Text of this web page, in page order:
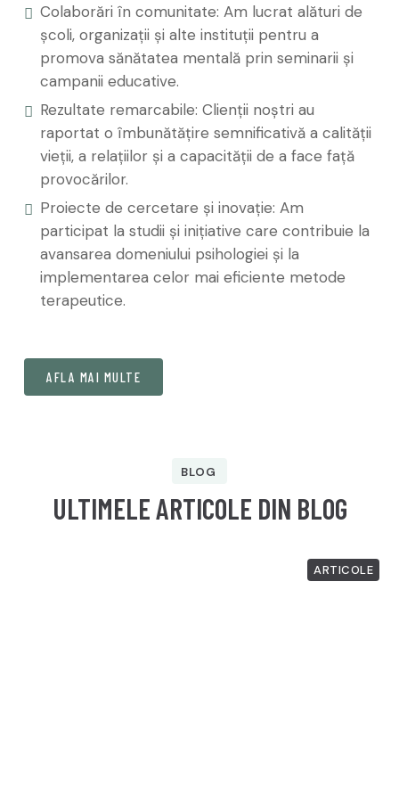
Colaborări în comunitate: Am lucrat alături de
școli, organizații și alte instituții pentru a
promova sănătatea mentală prin seminarii și
campanii educative.
Rezultate remarcabile: Clienții noștri au
raportat o îmbunătățire semnificativă a calității
vieții, a relațiilor și a capacității de a face față
provocărilor.
Proiecte de cercetare și inovație: Am
participat la studii și inițiative care contribuie la
avansarea domeniului psihologiei și la
implementarea celor mai eficiente metode
terapeutice.
AFLA MAI MULTE
BLOG
ULTIMELE ARTICOLE DIN BLOG
ARTICOLE